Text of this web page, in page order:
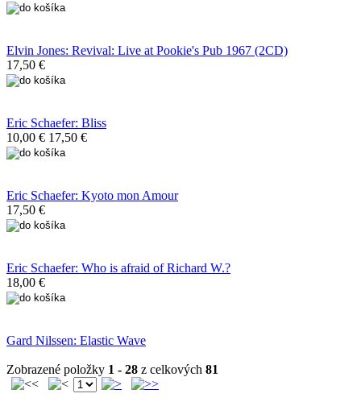
Elvin Jones: Revival: Live at Pookie's Pub 1967 (2CD)
17,50 €
Eric Schaefer: Bliss
10,00 € 17,50 €
Eric Schaefer: Kyoto mon Amour
17,50 €
Eric Schaefer: Who is afraid of Richard W.?
18,00 €
Gard Nilssen: Elastic Wave
Zobrazené položky 1 - 28 z celkových 81